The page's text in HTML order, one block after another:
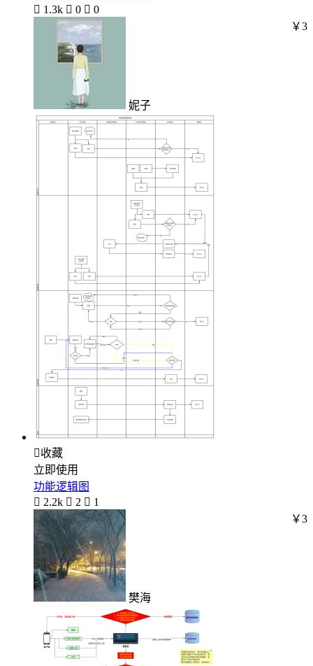
 1.3k  0  0
妮子
￥3
收藏
立即使用
功能逻辑图
 2.2k  2  1
樊海
￥3